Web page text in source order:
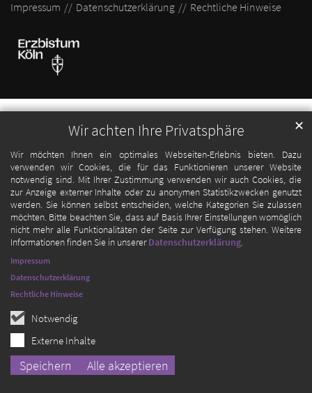
Wir achten Ihre Privatsphäre
Wir möchten Ihnen ein optimales Webseiten-Erlebnis bieten. Dazu
verwenden wir Cookies, die für das Funktionieren unserer Website
notwendig sind. Mit Ihrer Zustimmung verwenden wir auch Cookies, die
zur Anzeige externer Inhalte oder zu anonymen Statistikzwecken genutzt
werden. Sie können selbst entscheiden, welche Kategorien Sie zulassen
möchten. Bitte beachten Sie, dass auf Basis Ihrer Einstellungen womöglich
nicht mehr alle Funktionalitäten der Seite zur Verfügung stehen. Weitere
Informationen finden Sie in unsererDatenschutzerklärung.
Notwendig
Externe Inhalte
Speichern Alle akzeptieren
✕
Impressum
Datenschutzerklärung
Rechtliche Hinweise
Impressum Datenschutzerklärung Rechtliche Hinweise